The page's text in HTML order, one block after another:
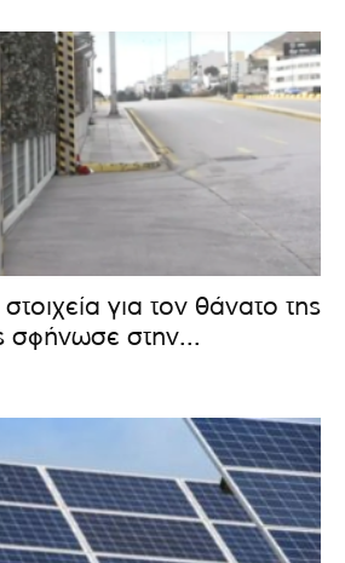
για τον θάνατο της
σφήνωσε στην...